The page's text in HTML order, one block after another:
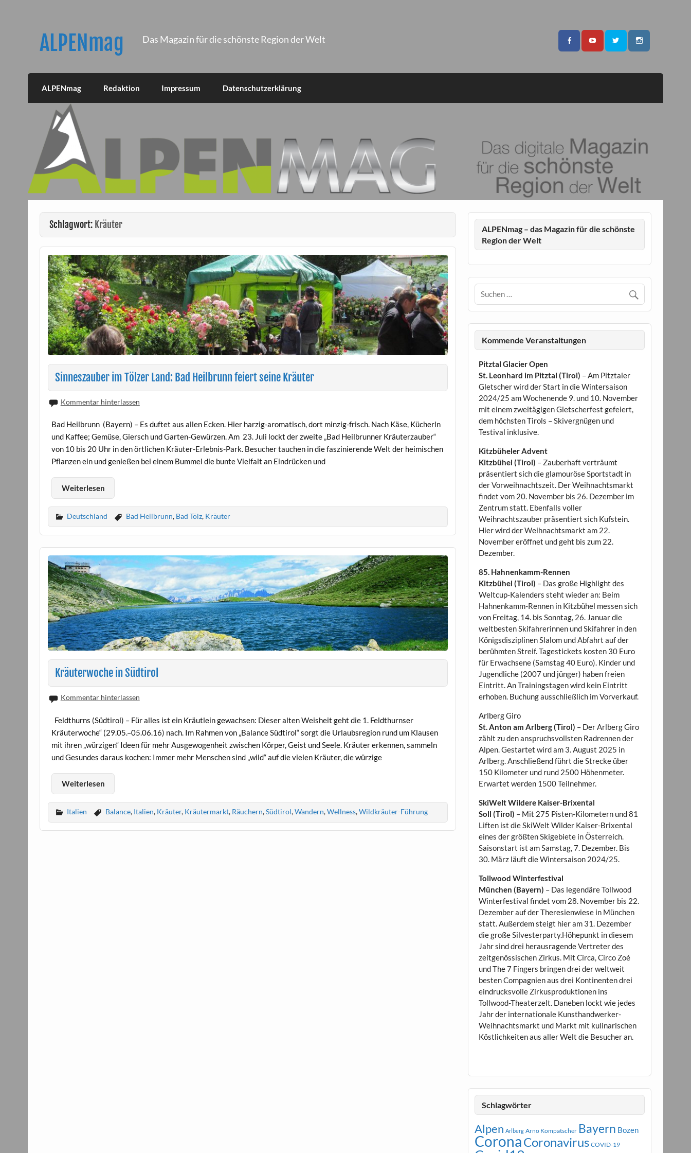
ALPENmag Das Magazin für die schönste Region der Welt
ALPENmag Redaktion Impressum Datenschutzerklärung
Schlagwort: Kräuter
Sinneszauber im Tölzer Land: Bad Heilbrunn feiert seine Kräuter
Kommentar hinterlassen
Bad Heilbrunn (Bayern) – Es duftet aus allen Ecken. Hier harzig-aromatisch, dort minzig-frisch. Nach Käse, Kücherln
und Kaffee; Gemüse, Giersch und Garten-Gewürzen. Am 23. Juli lockt der zweite „Bad Heilbrunner Kräuterzauber“
von 10 bis 20 Uhr in den örtlichen Kräuter-Erlebnis-Park. Besucher tauchen in die faszinierende Welt der heimischen
Pflanzen ein und genießen bei einem Bummel die bunte Vielfalt an Eindrücken und
Weiterlesen
Deutschland Bad Heilbrunn, Bad Tölz, Kräuter
Kräuterwoche in Südtirol
Kommentar hinterlassen
Feldthurns (Südtirol) – Für alles ist ein Kräutlein gewachsen: Dieser alten Weisheit geht die 1. Feldthurnser
Kräuterwoche“ (29.05.–05.06.16) nach. Im Rahmen von „Balance Südtirol“ sorgt die Urlaubsregion rund um Klausen
mit ihren „würzigen“ Ideen für mehr Ausgewogenheit zwischen Körper, Geist und Seele. Kräuter erkennen, sammeln
und Gesundes daraus kochen: Immer mehr Menschen sind „wild“ auf die vielen Kräuter, die würzige
Weiterlesen
Italien Balance, Italien, Kräuter, Kräutermarkt, Räuchern,Südtirol,Wandern,Wellness,Wildkräuter-Führung
ALPENmag – das Magazin für die schönste
Region der Welt
Kommende Veranstaltungen
Pitztal Glacier Open
St. Leonhard im Pitztal (Tirol) – Am Pitztaler
Gletscher wird der Start in die Wintersaison
2024/25 am Wochenende 9. und 10. November
mit einem zweitägigen Gletscherfest gefeiert,
dem höchsten Tirols – Skivergnügen und
Testival inklusive.
Kitzbüheler Advent
Kitzbühel (Tirol) – Zauberhaft verträumt
präsentiert sich die glamouröse Sportstadt in
der Vorweihnachtszeit. Der Weihnachtsmarkt
findet vom 20. November bis 26. Dezember im
Zentrum statt. Ebenfalls voller
Weihnachtszauber präsentiert sich Kufstein.
Hier wird der Weihnachtsmarkt am 22.
November eröffnet und geht bis zum 22.
Dezember.
85. Hahnenkamm-Rennen
Kitzbühel (Tirol) – Das große Highlight des
Weltcup-Kalenders steht wieder an: Beim
Hahnenkamm-Rennen in Kitzbühel messen sich
von Freitag, 14. bis Sonntag, 26. Januar die
weltbesten Skifahrerinnen und Skifahrer in den
Königsdisziplinen Slalom und Abfahrt auf der
berühmten Streif. Tagestickets kosten 30 Euro
für Erwachsene (Samstag 40 Euro). Kinder und
Jugendliche (2007 und jünger) haben freien
Eintritt. An Trainingstagen wird kein Eintritt
erhoben. Buchung ausschließlich im Vorverkauf.
Arlberg Giro
St. Anton am Arlberg (Tirol) – Der Arlberg Giro
zählt zu den anspruchsvollsten Radrennen der
Alpen. Gestartet wird am 3. August 2025 in
Arlberg. Anschließend führt die Strecke über
150 Kilometer und rund 2500 Höhenmeter.
Erwartet werden 1500 Teilnehmer.
SkiWelt Wildere Kaiser-Brixental
Soll (Tirol) – Mit 275 Pisten-Kilometern und 81
Liften ist die SkiWelt Wilder Kaiser-Brixental
eines der größten Skigebiete in Österreich.
Saisonstart ist am Samstag, 7. Dezember. Bis
30. März läuft die Wintersaison 2024/25.
Tollwood Winterfestival
München (Bayern) – Das legendäre Tollwood
Winterfestival findet vom 28. November bis 22.
Dezember auf der Theresienwiese in München
statt. Außerdem steigt hier am 31. Dezember
die große Silvesterparty.Höhepunkt in diesem
Jahr sind drei herausragende Vertreter des
zeitgenössischen Zirkus. Mit Circa, Circo Zoé
und The 7 Fingers bringen drei der weltweit
besten Compagnien aus drei Kontinenten drei
eindrucksvolle Zirkusproduktionen ins
Tollwood-Theaterzelt. Daneben lockt wie jedes
Jahr der internationale Kunsthandwerker-
Weihnachtsmarkt und Markt mit kulinarischen
Köstlichkeiten aus aller Welt die Besucher an.
Schlagwörter
Alpen Arlberg Arno Kompatscher Bayern Bozen
CoronaCoronavirus COVID-19